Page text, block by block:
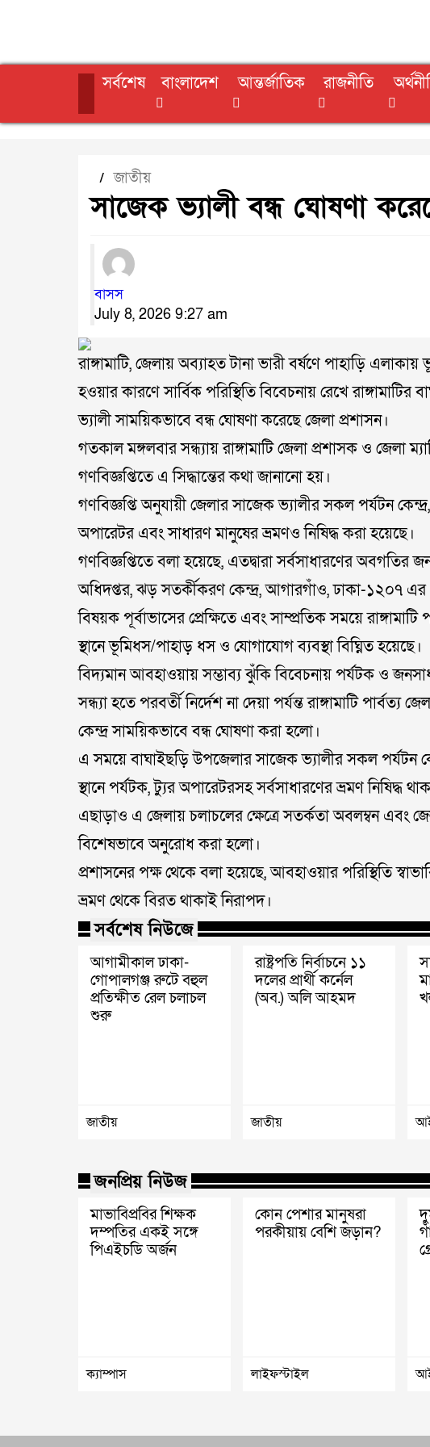
সর্বশেষ বাংলাদেশ আন্তর্জাতিক রাজনীতি
/জাতীয়
সাজেক ভ্যালী বন্ধ ঘোষণা
বাসস
July 8, 2026 9:27 am
রাঙ্গামাটি, জেলায় অব্যাহত টানা ভারী বর্ষণে পাহাড়ি
হওয়ার কারণে সার্বিক পরিস্থিতি বিবেচনায় রেখে
ভ্যালী সাময়িকভাবে বন্ধ ঘোষণা করেছে জেলা প্রশাসন।
গতকাল মঙ্গলবার সন্ধ্যায় রাঙ্গামাটি জেলা প্রশাসক ও জেলা
গণবিজ্ঞপ্তিতে এ সিদ্ধান্তের কথা জানানো হয়।
গণবিজ্ঞপ্তি অনুযায়ী জেলার সাজেক ভ্যালীর সকল পর্যটন
অপারেটর এবং সাধারণ মানুষের ভ্রমণও নিষিদ্ধ করা হয়েছে।
গণবিজ্ঞপ্তিতে বলা হয়েছে, এতদ্বারা সর্বসাধারণের অবগতির
অধিদপ্তর, ঝড় সতর্কীকরণ কেন্দ্র, আগারগাঁও, ঢাকা-১২০৭ এর
বিষয়ক পূর্বাভাসের প্রেক্ষিতে এবং সাম্প্রতিক সময়ে
স্থানে ভূমিধস/পাহাড় ধস ও যোগাযোগ ব্যবস্থা বিঘ্নিত হয়েছে।
বিদ্যমান আবহাওয়ায় সম্ভাব্য ঝুঁকি বিবেচনায় পর্যটক ও
সন্ধ্যা হতে পরবর্তী নির্দেশ না দেয়া পর্যন্ত রাঙ্গামাটি
কেন্দ্র সাময়িকভাবে বন্ধ ঘোষণা করা হলো।
এ সময়ে বাঘাইছড়ি উপজেলার সাজেক ভ্যালীর সকল পর্যটন
স্থানে পর্যটক, ট্যুর অপারেটরসহ সর্বসাধারণের ভ্রমণ নিষিদ্ধ
এছাড়াও এ জেলায় চলাচলের ক্ষেত্রে সতর্কতা অবলম্বন এবং
বিশেষভাবে অনুরোধ করা হলো।
প্রশাসনের পক্ষ থেকে বলা হয়েছে, আবহাওয়ার পরিস্থিতি
ভ্রমণ থেকে বিরত থাকাই নিরাপদ।
সর্বশেষ নিউজে
আগামীকাল ঢাকা-
গোপালগঞ্জ রুটে বহুল
প্রতিক্ষীত রেল চলাচল
শুরু
জাতীয়
রাষ্ট্রপতি নির্বাচনে ১১
দলের প্রার্থী কর্নেল
(অব.) অলি আহমদ
জাতীয়
জনপ্রিয় নিউজ
মাভাবিপ্রবির শিক্ষক
দম্পতির একই সঙ্গে
পিএইচডি অর্জন
ক্যাম্পাস
কোন পেশার মানুষরা
পরকীয়ায় বেশি জড়ান?
লাইফস্টাইল